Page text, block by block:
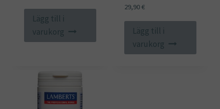
Lägg till i
varukorg
29,90€
Lägg till i
varukorg